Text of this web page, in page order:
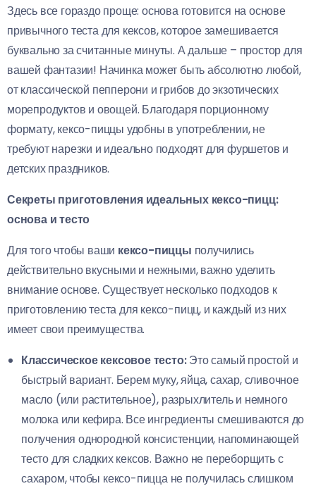
Здесь все гораздо проще: основа готовится на основе
привычного теста для кексов, которое замешивается
буквально за считанные минуты. А дальше – простор для
вашей фантазии! Начинка может быть абсолютно любой,
от классической пепперони и грибов до экзотических
морепродуктов и овощей. Благодаря порционному
формату, кексо-пиццы удобны в употреблении, не
требуют нарезки и идеально подходят для фуршетов и
детских праздников.
Секреты приготовления идеальных кексо-пицц:
основа и тесто
Для того чтобы ваши кексо-пиццы получились
действительно вкусными и нежными, важно уделить
внимание основе. Существует несколько подходов к
приготовлению теста для кексо-пицц, и каждый из них
имеет свои преимущества.
Классическое кексовое тесто:Это самый простой и
быстрый вариант. Берем муку, яйца, сахар, сливочное
масло (или растительное), разрыхлитель и немного
молока или кефира. Все ингредиенты смешиваются до
получения однородной консистенции, напоминающей
тесто для сладких кексов. Важно не переборщить с
сахаром, чтобы кексо-пицца не получилась слишком